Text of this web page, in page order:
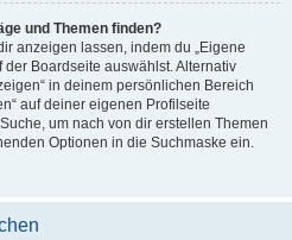
und Themen finden?
anzeigen lassen, indem du „Eigene
der Boardseite auswählst. Alternativ
in deinem persönlichen Bereich
auf deiner eigenen Profilseite
um nach von dir erstellen Themen
Optionen in die Suchmaske ein.